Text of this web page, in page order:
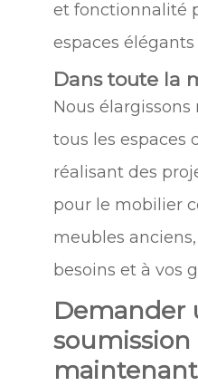
et fonctionnalité
espaces
Dans toute la
Nous
tous les espaces
réalisant des
pour le mobilier
meubles
besoins et à vos
Demander
soumission
maintenant